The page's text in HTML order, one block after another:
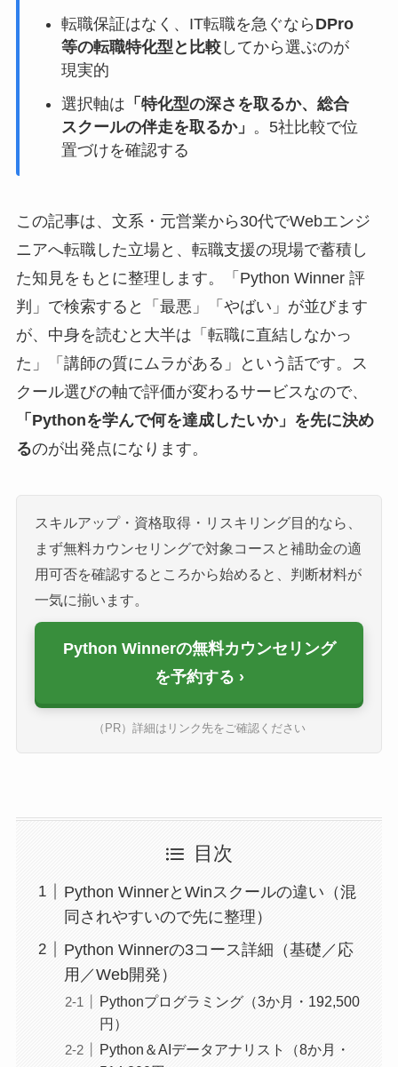
転職保証はなく、IT転職を急ぐなら DPro
等の転職特化型と比較してから選ぶのが
現実的
選択軸は 「特化型の深さを取るか、総合
スクールの伴走を取るか」 。5社比較で位
置づけを確認する
この記事は、文系・元営業から30代でWebエンジ
ニアへ転職した立場と、転職支援の現場で蓄積し
た知見をもとに整理します。「Python Winner 評
判」で検索すると「最悪」「やばい」が並びます
が、中身を読むと大半は「転職に直結しなかっ
た」「講師の質にムラがある」という話です。ス
クール選びの軸で評価が変わるサービスなので、
「Pythonを学んで何を達成したいか」を先に決め
るのが出発点になります。
スキルアップ・資格取得・リスキリング目的なら、
まず無料カウンセリングで対象コースと補助金の適
用可否を確認するところから始めると、判断材料が
一気に揃います。
Python Winnerの無料カウンセリング
を予約する
（PR）詳細はリンク先をご確認ください
目次
Python WinnerとWinスクールの違い（混
同されやすいので先に整理）
Python Winnerの3コース詳細（基礎／応
用／Web開発）
Pythonプログラミング（3か月・192,500
円）
Python＆AIデータアナリスト（8か月・